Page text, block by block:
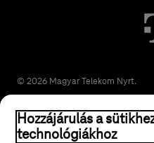
© 2026 Magyar Telekom Nyrt.
Jogi tudnivalók
Hozzájárulás a
technológiákhoz